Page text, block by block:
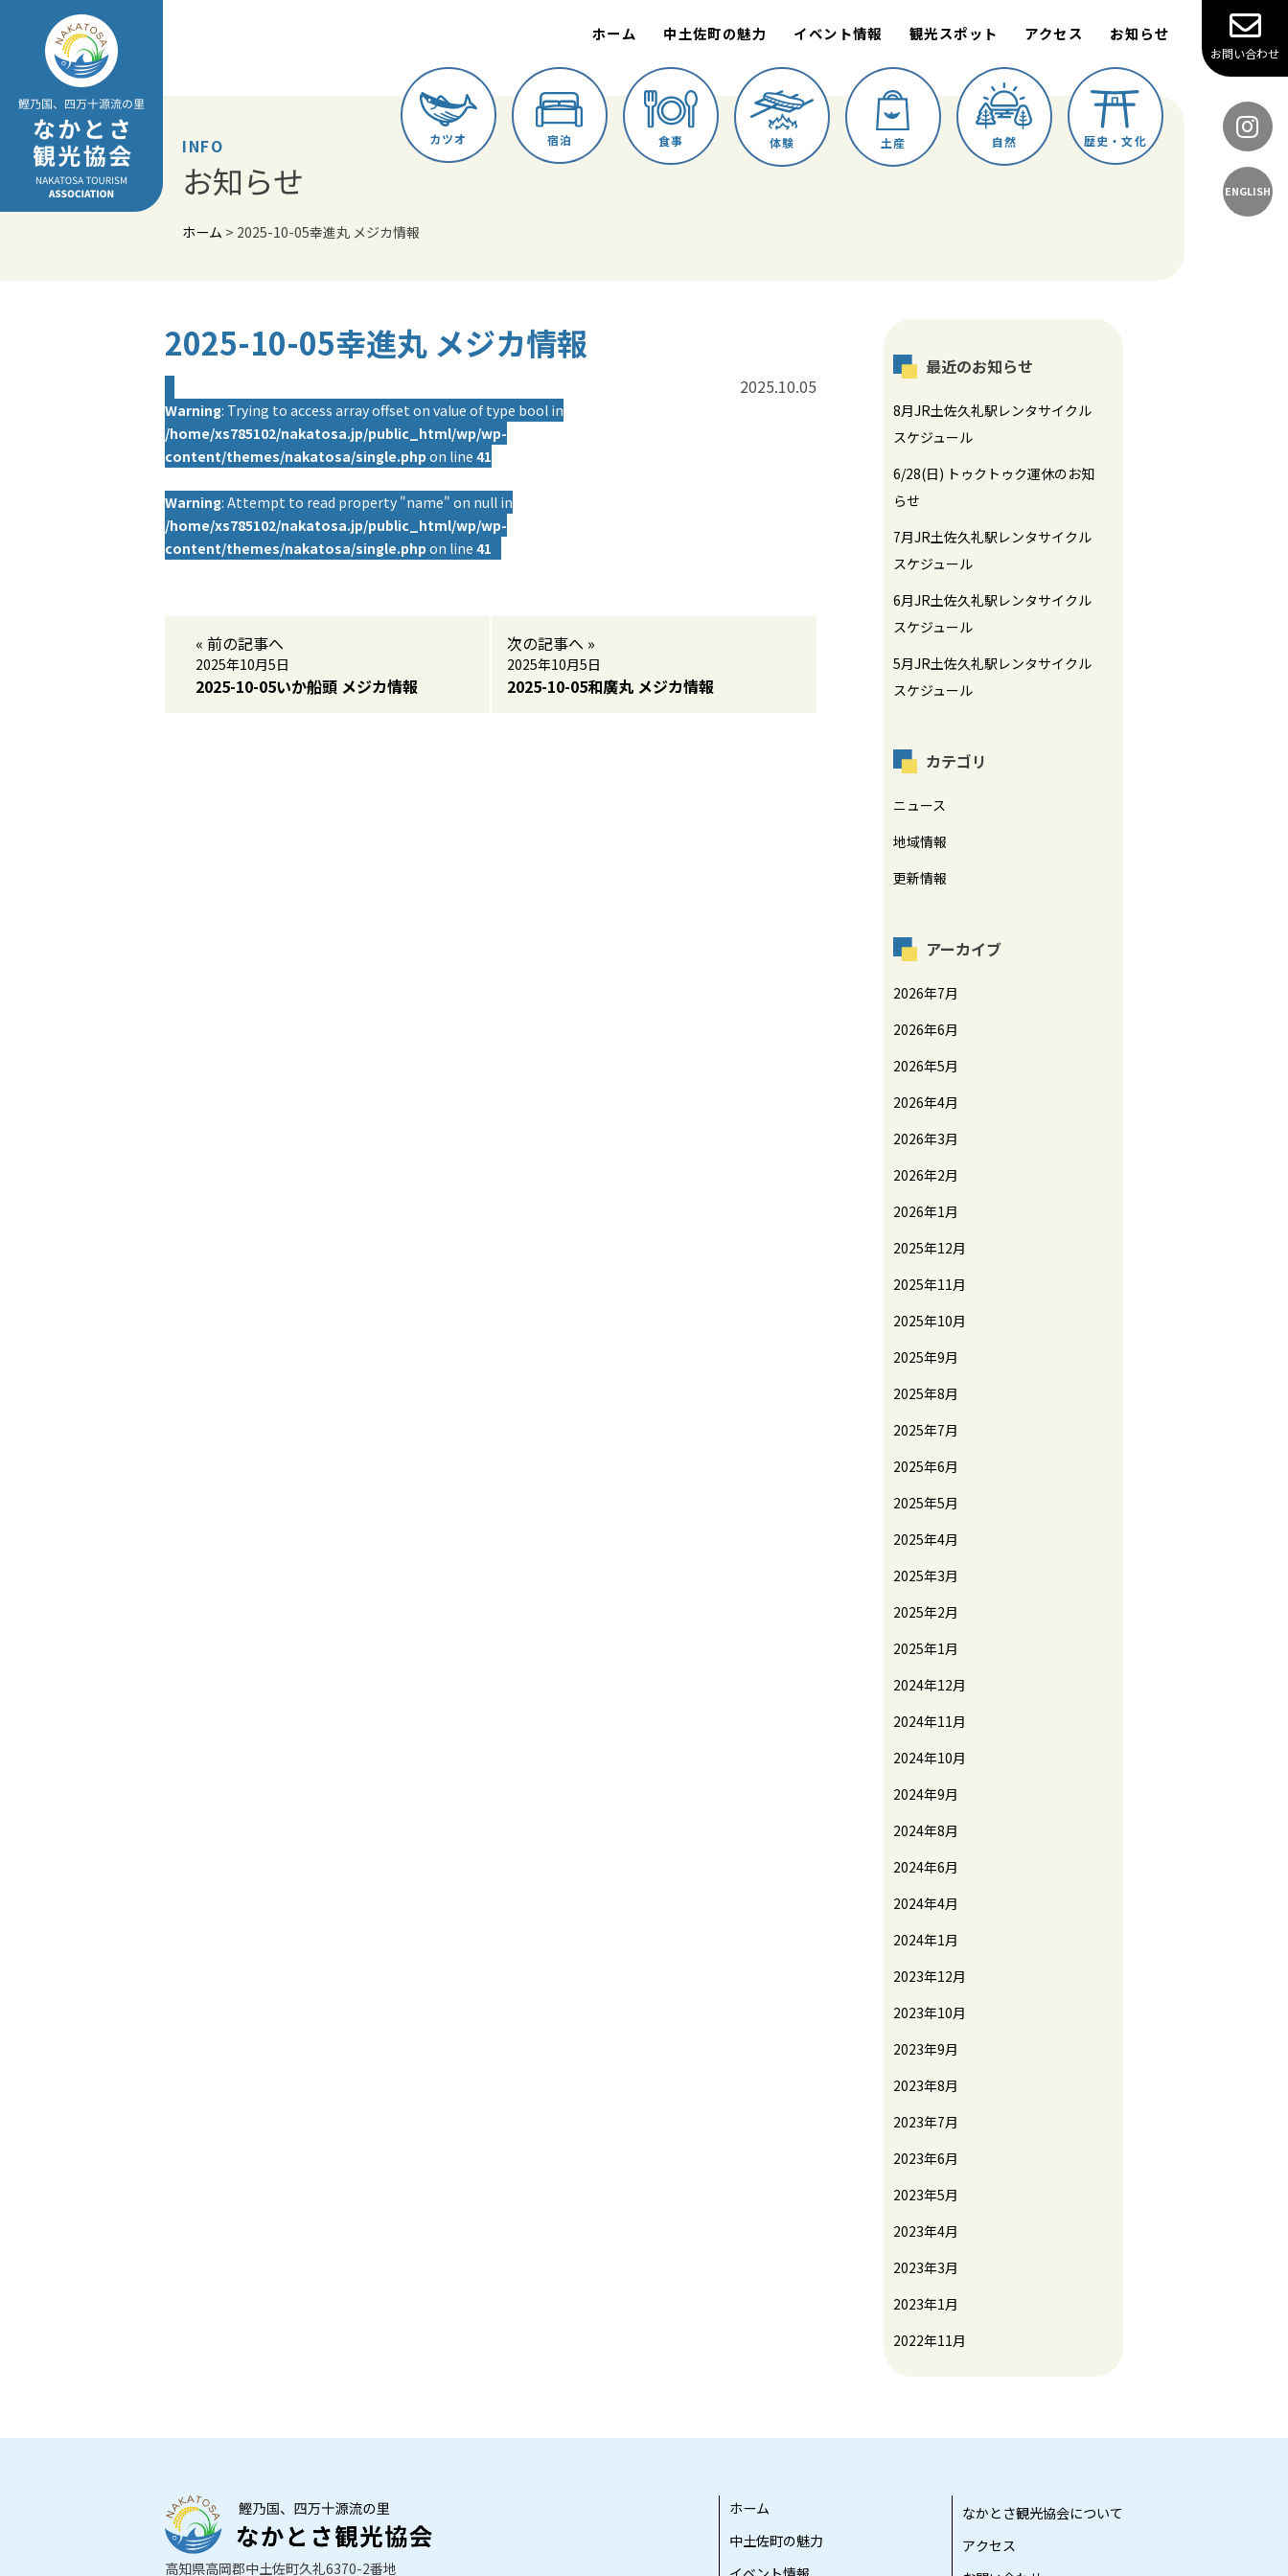
content
ホーム 中土佐町の魅力 イベント情報 観光スポット アクセス お知らせ
お問い合わせ
ENGLISH
カツオ 宿泊 食事 体験 土産 自然 歴史・文化
INFO
お知らせ
ホーム > 2025-10-05幸進丸 メジカ情報
2025-10-05幸進丸 メジカ情報
Warning: Trying to access array offset on value of type bool in
/home/xs785102/nakatosa.jp/public_html/wp/wp-
content/themes/nakatosa/single.php on line 41
Warning: Attempt to read property "name" on null in
/home/xs785102/nakatosa.jp/public_html/wp/wp-
content/themes/nakatosa/single.php on line 41
2025.10.05
« 前の記事へ
2025年10月5日
2025-10-05いか船頭 メジカ情報
次の記事へ »
2025年10月5日
2025-10-05和廣丸 メジカ情報
最近のお知らせ
8月JR土佐久礼駅レンタサイクル
スケジュール
6/28(日) トゥクトゥク運休のお知
らせ
7月JR土佐久礼駅レンタサイクル
スケジュール
6月JR土佐久礼駅レンタサイクル
スケジュール
5月JR土佐久礼駅レンタサイクル
スケジュール
カテゴリ
ニュース
地域情報
更新情報
アーカイブ
2026年7月
2026年6月
2026年5月
2026年4月
2026年3月
2026年2月
2026年1月
2025年12月
2025年11月
2025年10月
2025年9月
2025年8月
2025年7月
2025年6月
2025年5月
2025年4月
2025年3月
2025年2月
2025年1月
2024年12月
2024年11月
2024年10月
2024年9月
2024年8月
2024年6月
2024年4月
2024年1月
2023年12月
2023年10月
2023年9月
2023年8月
2023年7月
2023年6月
2023年5月
2023年4月
2023年3月
2023年1月
2022年11月
高知県高岡郡中土佐町久礼6370-2番地
ホーム
中土佐町の魅力
なかとさ観光協会について
アクセス